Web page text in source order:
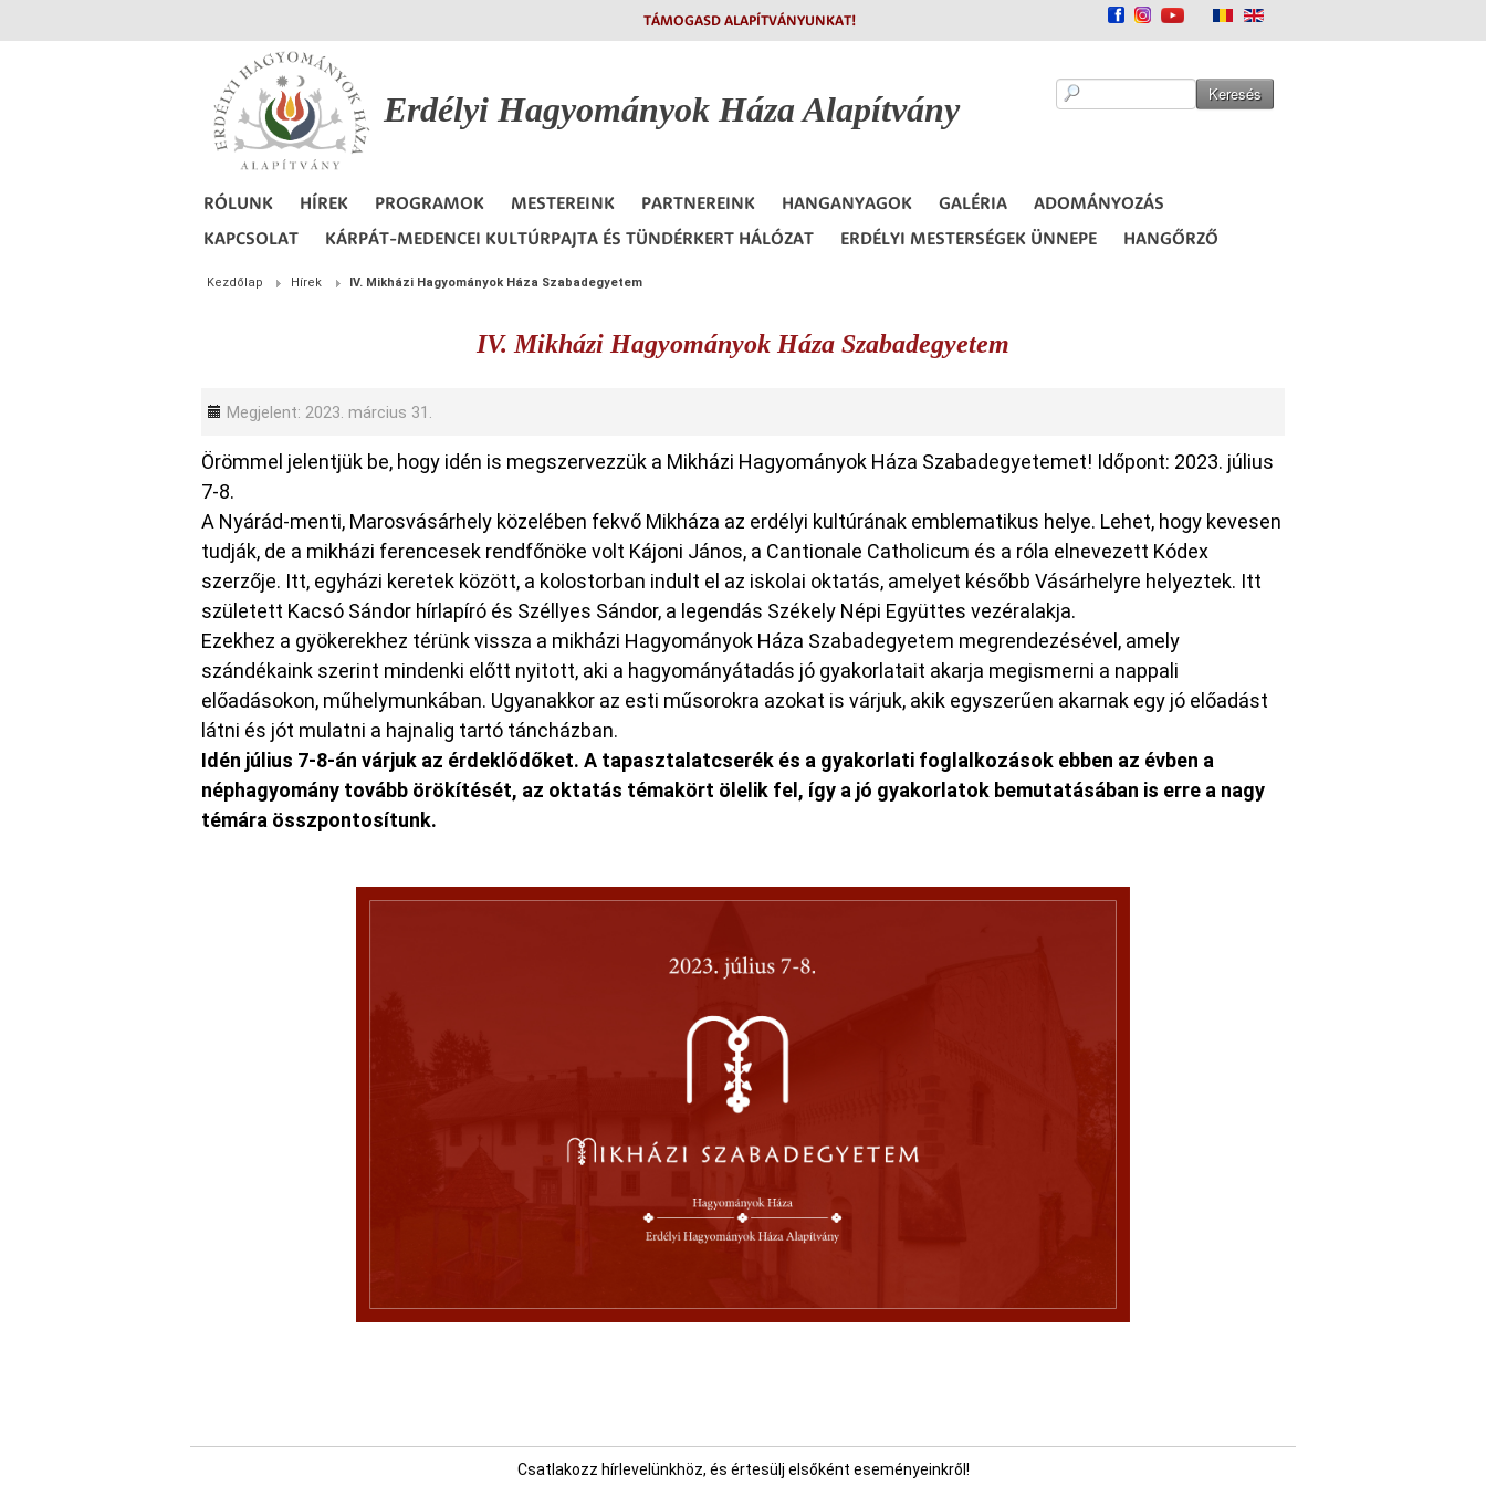
TÁMOGASD ALAPÍTVÁNYUNKAT!
Erdélyi Hagyományok Háza Alapítvány
RÓLUNK HÍREK PROGRAMOK MESTEREINK PARTNEREINK HANGANYAGOK GALÉRIA
ADOMÁNYOZÁS
KAPCSOLAT
KÁRPÁT-MEDENCEI KULTÚRPAJTA ÉS TÜNDÉRKERT HÁLÓZAT ERDÉLYI MESTERSÉGEK ÜNNEPE HANGŐRZŐ
Kezdőlap Hírek IV. Mikházi Hagyományok Háza Szabadegyetem
IV. Mikházi Hagyományok Háza Szabadegyetem
Megjelent: 2023. március 31.
Örömmel jelentjük be, hogy idén is megszervezzük a Mikházi Hagyományok Háza Szabadegyetemet! Időpont: 2023. július
7-8.
A Nyárád-menti, Marosvásárhely közelében fekvő Mikháza az erdélyi kultúrának emblematikus helye. Lehet, hogy kevesen
tudják, de a mikházi ferencesek rendfőnöke volt Kájoni János, a Cantionale Catholicum és a róla elnevezett Kódex
szerzője. Itt, egyházi keretek között, a kolostorban indult el az iskolai oktatás, amelyet később Vásárhelyre helyeztek. Itt
született Kacsó Sándor hírlapíró és Széllyes Sándor, a legendás Székely Népi Együttes vezéralakja.
Ezekhez a gyökerekhez térünk vissza a mikházi Hagyományok Háza Szabadegyetem megrendezésével, amely
szándékaink szerint mindenki előtt nyitott, aki a hagyományátadás jó gyakorlatait akarja megismerni a nappali
előadásokon, műhelymunkában. Ugyanakkor az esti műsorokra azokat is várjuk, akik egyszerűen akarnak egy jó előadást
látni és jót mulatni a hajnalig tartó táncházban.
Idén július 7-8-án várjuk az érdeklődőket. A tapasztalatcserék és a gyakorlati foglalkozások ebben az évben a
néphagyomány tovább örökítését, az oktatás témakört ölelik fel, így a jó gyakorlatok bemutatásában is erre a nagy
témára összpontosítunk.
Csatlakozz hírlevelünkhöz, és értesülj elsőként eseményeinkről!